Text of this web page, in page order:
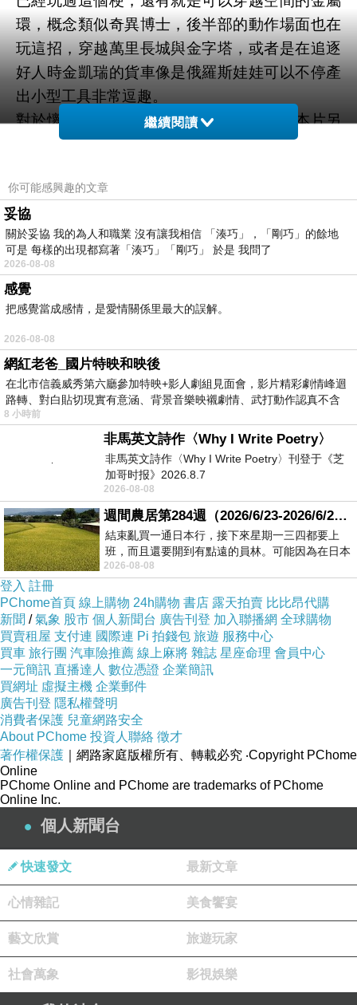
環，概念類似奇異博士，後半部的動作場面也在
玩這招，穿越萬里長城與金字塔，或者是在追逐
好人時金凱瑞的貨車像是俄羅斯娃娃可以不停產
出小型工具非常逗趣。
對於懷舊或者是小朋友可以看音速小子，本片另
外一個令人出彩的角色則是大反派金凱瑞飾演的
就像是威利狼和嗶嗶鳥那樣的趣味，這點對孩童
而言相當受用，就像是想看壞人老是抓不到好
人，這幾年幾乎像是暫停腳步沒有太多作品，在
這部電影可以看見他依舊充滿喜劇魅力，包括一
些肢體語言，一場他跟著音樂手舞足蹈足以證明
他絕對是一個有料的演員，男主角詹姆斯麥斯登
也有不錯的演出，配樂部分做得頗歡樂。
音速小子電影版/超音鼠大電影是一部動作家庭喜
劇，描述詹姆斯麥斯登幫助音速小子尋找金屬環
卻遭到邪惡博士捕捉的故事，整部電影相當緊湊
動感，視覺特效頗飽滿，當然音速小子與金凱瑞
的魅力成為本片最可觀之處，教導孩童朋友的真
諦，是一部熱鬧的家庭喜劇。
上一篇：暴走曼哈頓/曼克頓封暴 21 Bridges
下一篇： 半路槍手/腰間持槍 Guns Akimbo
2020-02-20 11:47:31
親愛的台長︰
恭喜您！此篇文章極為優質，獲選為本日哈燒
讀者更多精采的內容，加油！
繼續閱讀
你可能感興趣的文章
妥協
關於妥協 我的為人和職業 沒有讓我相信 「湊巧」，「剛巧」的餘地
可是 每樣的出現都寫著「湊巧」「剛巧」 於是 我問了
2026-08-08
感覺
把感覺當成感情，是愛情關係里最大的誤解。
2026-08-08
網紅老爸_國片特映和映後
在北市信義威秀第六廳參加特映+影人劇組見面會，影片精彩劇情峰迴
路轉、對白貼切現實有意涵、背景音樂映襯劇情、武打動作認真不含
糊、
8 小時前
非馬英文詩作〈Why I Write Poetry〉
非馬英文詩作〈Why I Write Poetry〉刊登于《芝
加哥时报》2026.8.7
2026-08-08
週間農居第284週（2026/6/23-2026/6/24) 夏至 金黃稻浪洋溢豐收喜悅
結束亂買一通日本行，接下來星期一三四都要上
班，而且還要開到有點遠的員林。可能因為在日本
花不少錢，星期一出門上班時，心裡沒有一
2026-08-08
登入 註冊
PChome首頁 線上購物 24h購物 書店 露天拍賣 比比昂代購
新聞 /氣象 股市 個人新聞台 廣告刊登 加入聯播網 全球購物
買賣租屋 支付連 國際連 Pi 拍錢包 旅遊 服務中心
買車 旅行團 汽車險推薦 線上麻將 雜誌 星座命理 會員中心
一元簡訊 直播達人 數位憑證 企業簡訊
買網址 虛擬主機 企業郵件
廣告刊登 隱私權聲明
消費者保護 兒童網路安全
About PChome 投資人聯絡 徵才
著作權保護 ｜網路家庭版權所有、轉載必究 ‧Copyright PChome
Online
PChome Online and PChome are trademarks of PChome
Online Inc.
個人新聞台
快速發文 最新文章
心情雜記 美食饗宴
藝文欣賞 旅遊玩家
社會萬象 影視娛樂